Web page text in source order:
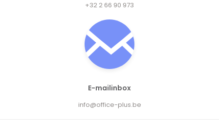
+32 2 66 90 973
E-mailinbox
info@office-plus.be